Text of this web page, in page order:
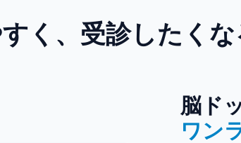
く、受診したく
脳ド
ワン